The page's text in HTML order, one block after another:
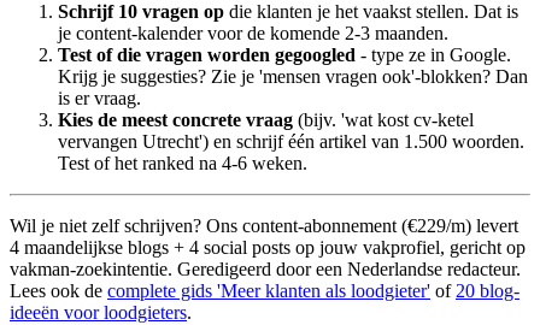
Schrijf 10 vragen op die klanten je het vaakst stellen. Dat is
je content-kalender voor de komende 2-3 maanden.
Test of die vragen worden gegoogled - type ze in Google.
Krijg je suggesties? Zie je 'mensen vragen ook'-blokken? Dan
is er vraag.
Kies de meest concrete vraag (bijv. 'wat kost cv-ketel
vervangen Utrecht') en schrijf één artikel van 1.500 woorden.
Test of het ranked na 4-6 weken.
Wil je niet zelf schrijven? Ons content-abonnement (€229/m) levert
4 maandelijkse blogs + 4 social posts op jouw vakprofiel, gericht op
vakman-zoekintentie. Geredigeerd door een Nederlandse redacteur.
Lees ook de complete gids 'Meer klanten als loodgieter' of 20 blog-
ideeën voor loodgieters.